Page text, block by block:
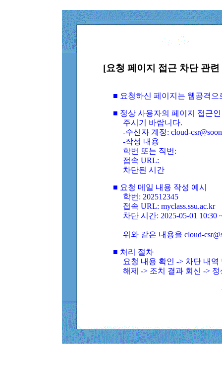
[요청 페이지 접근 차단 관
■ 요청하신 페이지는 웹공격
■ 정상 사용자의 페이지 접근
주시기 바랍니다.
-수신자 계정: cloud-
-작성 내용
학번 또는 직번:
접속 URL:
차단된 시간
■ 요청 메일 내용 작성 예시
학번: 202512345
접속 URL: myclass.ssu.ac.kr
차단 시간: 2025-05-01 10:30
위와 같은 내용을 cloud-
■ 처리 절차
요청 내용 확인 -> 차단 내
해제 -> 조치 결과 회신 ->